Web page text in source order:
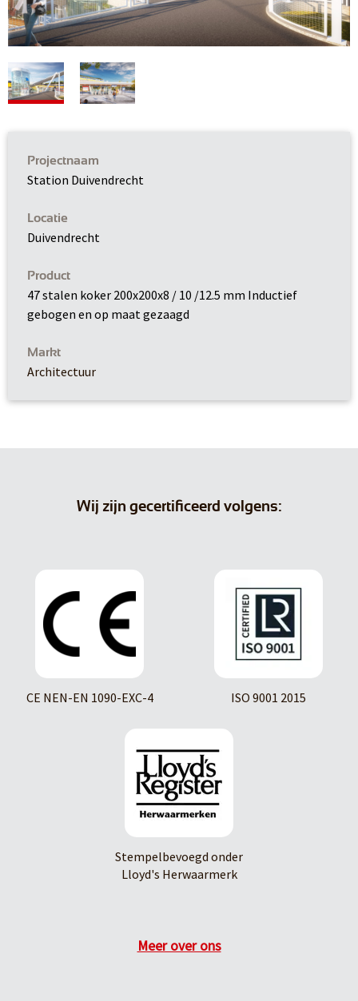
Projectnaam
Station Duivendrecht
Locatie
Duivendrecht
Product
47 stalen koker 200x200x8 / 10 /12.5 mm Inductief
gebogen en op maat gezaagd
Markt
Architectuur
Wij zijn gecertificeerd volgens:
CE NEN-EN 1090-EXC-4 ISO 9001 2015
Stempelbevoegd onder
Lloyd's Herwaarmerk
Meer over ons